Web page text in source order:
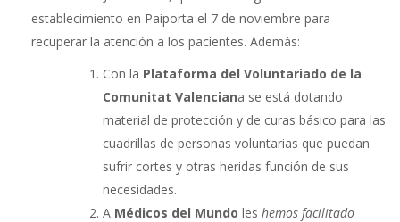
establecimiento en Paiporta el 7 de noviembre para
recuperar la atención a los pacientes. Además:
Con la Plataforma del Voluntariado de la
Comunitat Valenciana se está dotando
material de protección y de curas básico para las
cuadrillas de personas voluntarias que puedan
sufrir cortes y otras heridas función de sus
necesidades.
A Médicos del Mundo les hemos facilitado